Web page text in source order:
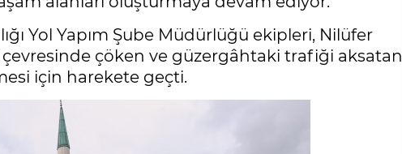
Yol Yapım Şube Müdürlüğü ekipleri, Nilüfer
çöken ve güzergâhtaki trafiği aksatan
için harekete geçti.